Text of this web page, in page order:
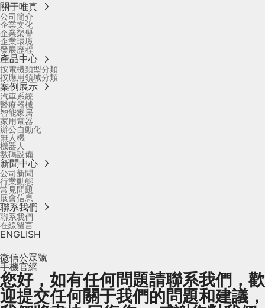
關于唯真
公司簡介
企業文化
企業榮譽
企業環境
發展歷程
產品中心
按電機類型分類
按應用領域分類
案例展示
汽車系統
醫療器械
智能家居
家用電器
辦公自動化
無人機
機器人
數碼設備
新聞中心
公司新聞
行業動態
常見問題
展會信息
聯系我們
聯系我們
在線留言
ENGLISH
微信公眾號
手機官網
您好，如有任何問題請聯系我們，歡
迎提交任何關于我們的問題和建議，